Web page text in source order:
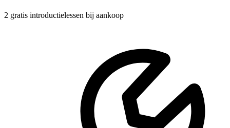
2 gratis introductielessen bij aankoop